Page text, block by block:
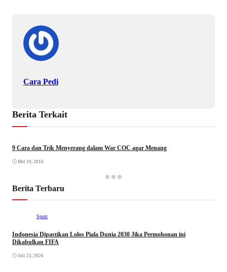
Cara Pedi
Berita Terkait
9 Cara dan Trik Menyerang dalam War COC agar Menang
Mei 19, 2016
Berita Terbaru
Sport
Indonesia Dipastikan Lolos Piala Dunia 2030 Jika Permohonan ini
Dikabulkan FIFA
Juli 22, 2026